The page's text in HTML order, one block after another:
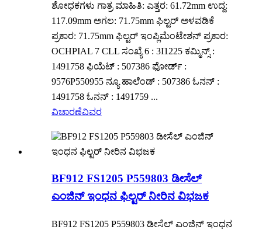
ಶೋಧಕಗಳು ಗಾತ್ರ ಮಾಹಿತಿ: ಎತ್ತರ: 61.72mm ಉದ್ದ:
117.09mm ಅಗಲ: 71.75mm ಫಿಲ್ಟರ್ ಅಳವಡಿಕೆ
ಪ್ರಕಾರ: 71.75mm ಫಿಲ್ಟರ್ ಇಂಪ್ಲಿಮೆಂಟೇಶನ್ ಪ್ರಕಾರ:
OCHPIAL 7 CLL ಸಂಖ್ಯೆ 6 : 3I1225 ಕಮ್ಮಿನ್ಸ್ :
1491758 ಫಿಯೆಟ್ : 507386 ಫೋರ್ಡ್ :
9576P550955 ನ್ಯೂ ಹಾಲೆಂಡ್ : 507386 ಓನನ್ :
1491758 ಓನನ್ : 1491759 ...
ವಿಚಾರಣೆವಿವರ
BF912 FS1205 P559803 ಡೀಸೆಲ್
ಎಂಜಿನ್ ಇಂಧನ ಫಿಲ್ಟರ್ ನೀರಿನ ವಿಭಜಕ
BF912 FS1205 P559803 ಡೀಸೆಲ್ ಎಂಜಿನ್ ಇಂಧನ